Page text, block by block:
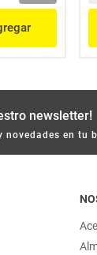
newsletter!
novedades en tu